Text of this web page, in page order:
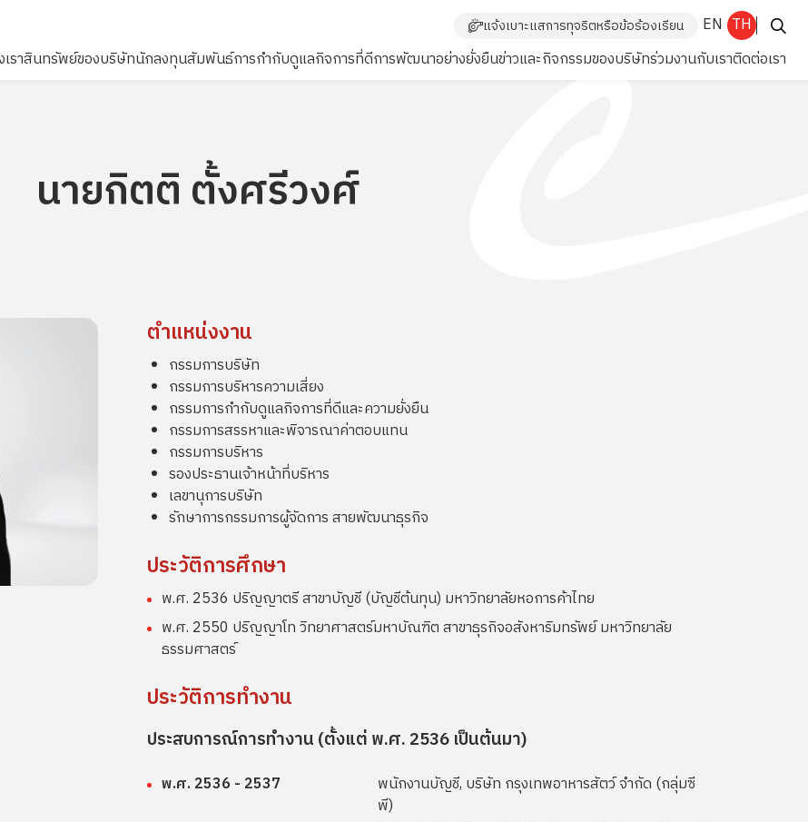
แจ้งเบาะแสการทุจริตหรือข้อร้องเรียน EN TH
ราสินทรัพย์ของบริษัทนักลงทุนสัมพันธ์การกำกับดูแลกิจการที่ดีการพัฒนาอย่างยั่งยืนข่าวและกิจกรรมของบริษัทร่วมงานกับเราติดต่อเรา
นายกิตติ ตั้งศรีวงศ์
ตำแหน่งงาน
กรรมการบริษัท
กรรมการบริหารความเสี่ยง
กรรมการกำกับดูแลกิจการที่ดีและความยั่งยืน
กรรมการสรรหาและพิจารณาค่าตอบแทน
กรรมการบริหาร
รองประธานเจ้าหน้าที่บริหาร
เลขานุการบริษัท
รักษาการกรรมการผู้จัดการ สายพัฒนาธุรกิจ
ประวัติการศึกษา
พ.ศ. 2536 ปริญญาตรี สาขาบัญชี (บัญชีต้นทุน) มหาวิทยาลัยหอการค้าไทย
พ.ศ. 2550 ปริญญาโท วิทยาศาสตร์มหาบัณฑิต สาขาธุรกิจอสังหาริมทรัพย์ มหาวิทยาลัย
ธรรมศาสตร์
ประวัติการทำงาน
ประสบการณ์การทำงาน (ตั้งแต่ พ.ศ. 2536 เป็นต้นมา)
พ.ศ. 2536 - 2537
พนักงานบัญชี, บริษัท กรุงเทพอาหารสัตว์ จำกัด (กลุ่มซี
พี)